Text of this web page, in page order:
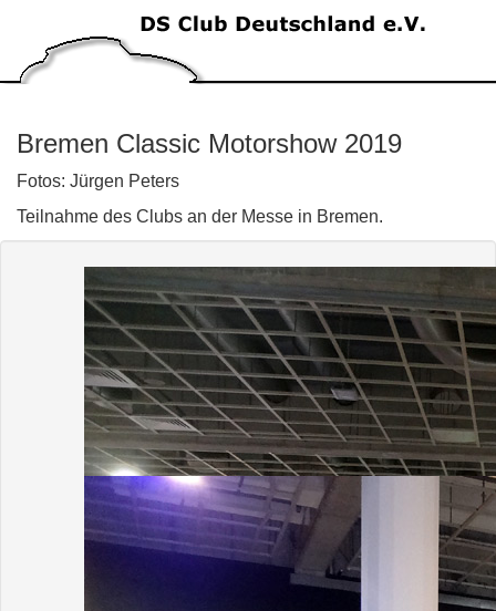
Bremen Classic Motorshow 2019
Fotos: Jürgen Peters
Teilnahme des Clubs an der Messe in Bremen.